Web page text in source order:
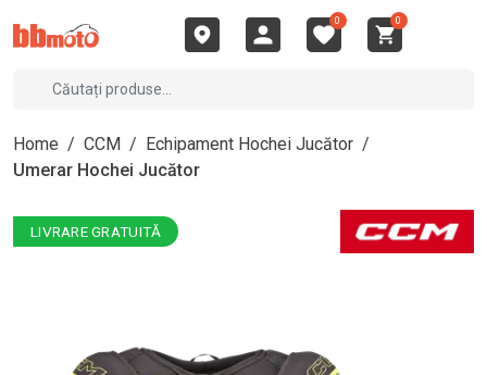
0 0
Home / CCM / Echipament Hochei Jucător /
Umerar Hochei Jucător
LIVRARE GRATUITĂ